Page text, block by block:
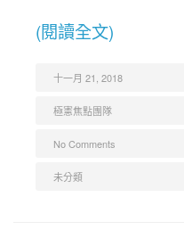
(閱讀全文)
十一月 21, 2018
極憲焦點團隊
No Comments
未分類